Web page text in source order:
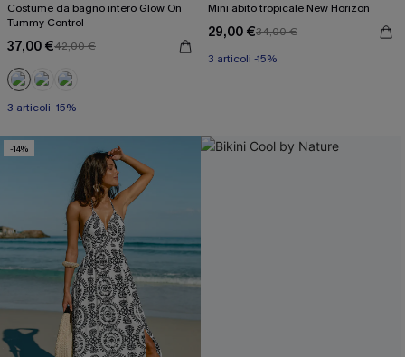
Costume da bagno intero Glow On
Tummy Control
37,00 €42,00 €
3 articoli -15%
Mini abito tropicale New Horizon
29,00 €34,00 €
3 articoli -15%
-14%